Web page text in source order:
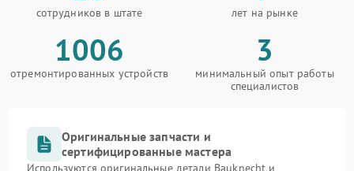
сотрудников в штате лет на рынке
1006
отремонтированных устройств
3
минимальный опыт работы
специалистов
Оригинальные запчасти и
сертифицированные мастера
Используются оригинальные детали Bauknecht и